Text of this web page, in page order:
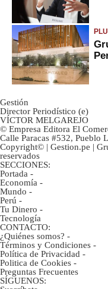
Gestión
Director Periodístico (e)
VÍCTOR MELGAREJO
© Empresa Editora El
Calle Paracas #532, Pueblo
Copyright© | Gestion.pe |
reservados
SECCIONES:
Portada -
Economía -
Mundo -
Perú -
Tu Dinero -
Tecnología
CONTACTO:
¿Quiénes somos? -
Términos y Condiciones -
Política de Privacidad -
Politica de Cookies -
Preguntas Frecuentes
SÍGUENOS: